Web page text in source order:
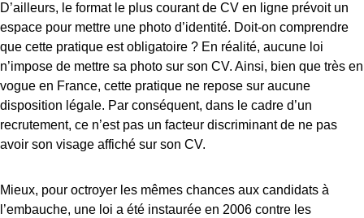
D’ailleurs, le format le plus courant de CV en ligne prévoit un
espace pour mettre une photo d’identité. Doit-on comprendre
que cette pratique est obligatoire ? En réalité, aucune loi
n’impose de mettre sa photo sur son CV. Ainsi, bien que très en
vogue en France, cette pratique ne repose sur aucune
disposition légale. Par conséquent, dans le cadre d’un
recrutement, ce n’est pas un facteur discriminant de ne pas
avoir son visage affiché sur son CV.
Mieux, pour octroyer les mêmes chances aux candidats à
l’embauche, une loi a été instaurée en 2006 contre les